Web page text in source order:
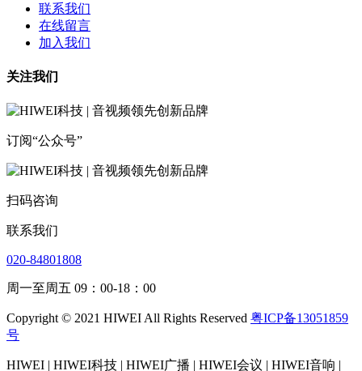
联系我们
在线留言
加入我们
关注我们
订阅“公众号”
扫码咨询
联系我们
020-84801808
周一至周五 09：00-18：00
Copyright © 2021 HIWEI All Rights Reserved 粤ICP备13051859
号
HIWEI | HIWEI科技 | HIWEI广播 | HIWEI会议 | HIWEI音响 |